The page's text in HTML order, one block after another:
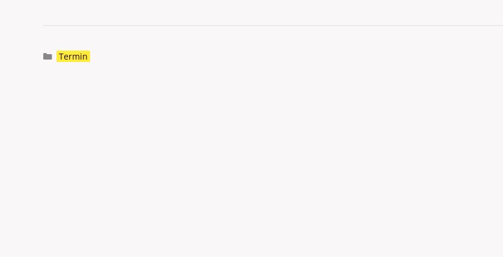
Kategorien
Termin